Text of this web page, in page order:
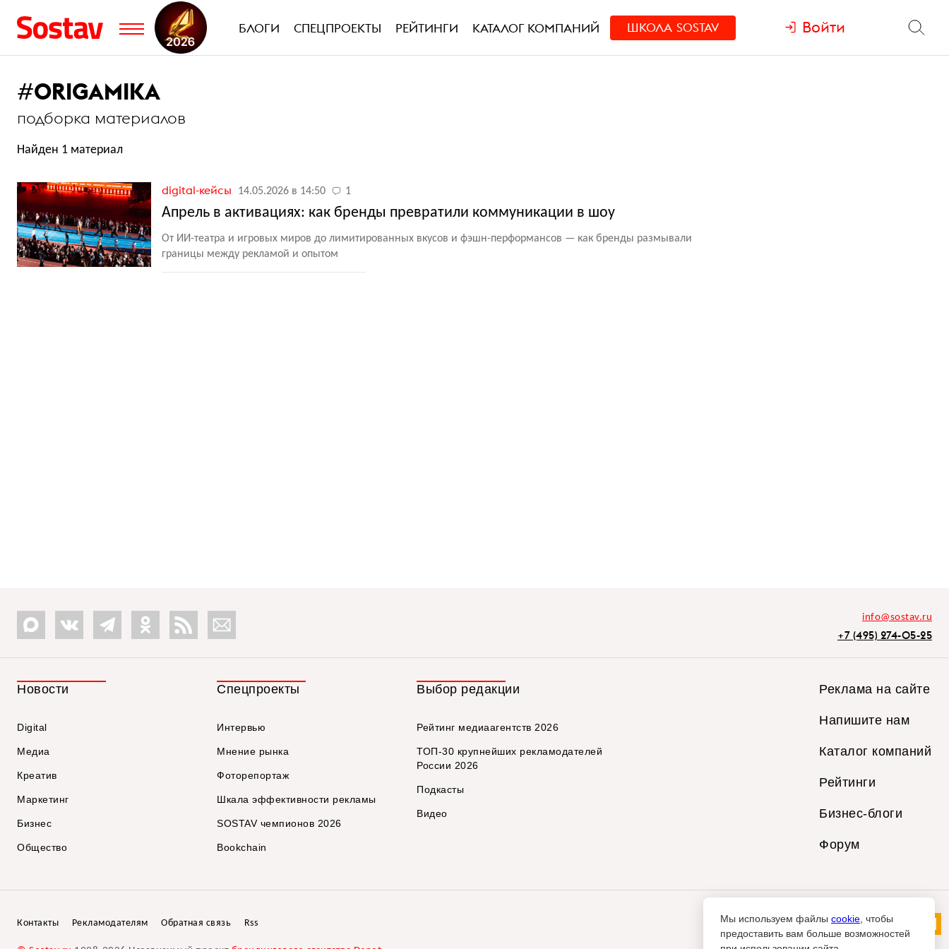
БЛОГИ СПЕЦПРОЕКТЫ РЕЙТИНГИ КАТАЛОГ КОМПАНИЙ ШКОЛА SOSTAV Войти
#ORIGAMIKA
подборка материалов
Найден 1 материал
digital-кейсы 14.05.2026 в 14:50 1
Апрель в активациях: как бренды превратили коммуникации в шоу
От ИИ-театра и игровых миров до лимитированных вкусов и фэшн-перформансов — как бренды размывали
границы между рекламой и опытом
info@sostav.ru
+7 (495) 274-05-25
Новости
Digital
Медиа
Креатив
Маркетинг
Бизнес
Общество
Спецпроекты
Интервью
Мнение рынка
Фоторепортаж
Шкала эффективности рекламы
SOSTAV чемпионов 2026
Bookchain
Выбор редакции
Рейтинг медиаагентств 2026
ТОП-30 крупнейших рекламодателей
России 2026
Подкасты
Видео
Реклама на сайте
Напишите нам
Каталог компаний
Рейтинги
Бизнес-блоги
Форум
Контакты Рекламодателям Обратная связь Rss Мы используем файлы cookie , чтобы
предоставить вам больше возможностей